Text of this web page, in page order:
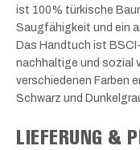
ist 100% türkische
Saugfähigkeit und ein
Das Handtuch ist
nachhaltige und sozial
verschiedenen Farben
Schwarz und
LIEFERUNG &